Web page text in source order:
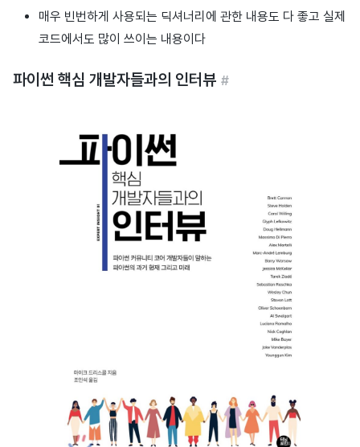
매우 빈번하게 사용되는 딕셔너리에 관한 내용도 다 좋고 실제
코드에서도 많이 쓰이는 내용이다
파이썬 핵심 개발자들과의 인터뷰 #